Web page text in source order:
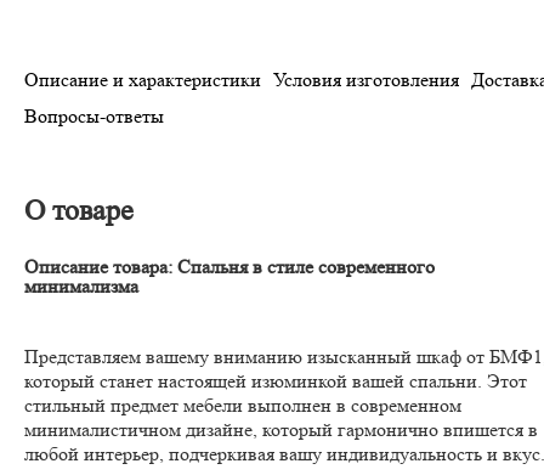
Описание и характеристики Условия изготовления
Вопросы-ответы
О товаре
Описание товара: Спальня в стиле современного
минимализма
Представляем вашему вниманию изысканный шкаф от
который станет настоящей изюминкой вашей спальни. Этот
стильный предмет мебели выполнен в современном
минималистичном дизайне, который гармонично впишется в
любой интерьер, подчеркивая вашу индивидуальность и вкус.